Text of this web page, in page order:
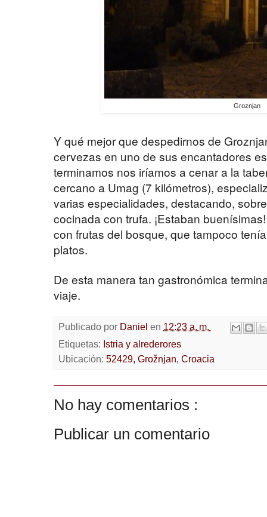
Groznjan
Y qué mejor que despedirnos de
cervezas en uno de sus encantadores
terminamos nos iríamos a cenar a la
cercano a Umag (7 kilómetros),
varias especialidades, destacando,
cocinada con trufa. ¡Estaban
con frutas del bosque, que tampoco
platos.
De esta manera tan gastronómica
viaje.
Publicado por Daniel en 12:23 a. m.
Etiquetas: Istria y alrederores
Ubicación: 52429, Grožnjan, Croacia
No hay comentarios :
Publicar un comentario